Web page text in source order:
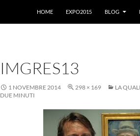
HOME
EXPO2015 BLOG
IMGRES13
1 NOVEMBRE 2014 298 × 169
LA
DUE MINUTI